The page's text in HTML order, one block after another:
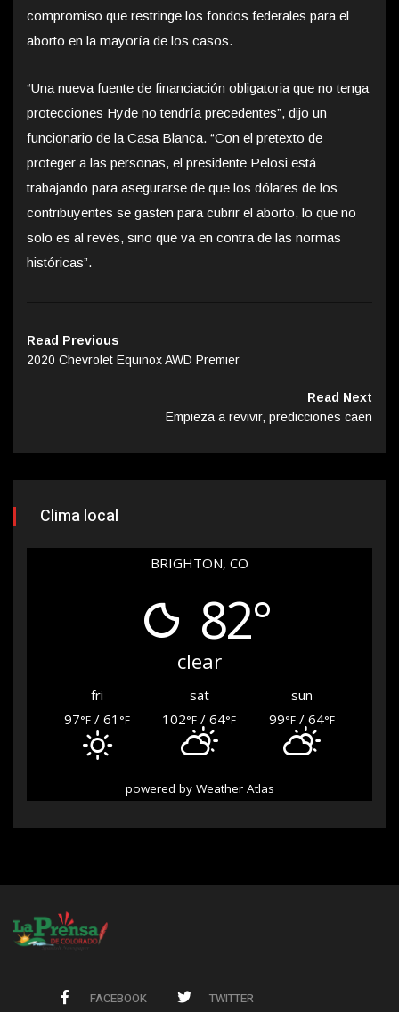
compromiso que restringe los fondos federales para el
aborto en la mayoría de los casos.
“Una nueva fuente de financiación obligatoria que no tenga
protecciones Hyde no tendría precedentes”, dijo un
funcionario de la Casa Blanca. “Con el pretexto de
proteger a las personas, el presidente Pelosi está
trabajando para asegurarse de que los dólares de los
contribuyentes se gasten para cubrir el aborto, lo que no
solo es al revés, sino que va en contra de las normas
históricas”.
Read Previous
2020 Chevrolet Equinox AWD Premier
Read Next
Empieza a revivir, predicciones caen
Clima local
BRIGHTON, CO
82°
clear
fri sat
sun
97°F / 61 °F 102°F / 64°F 99°F/ 64°F
powered by Weather Atlas
FACEBOOK TWITTER